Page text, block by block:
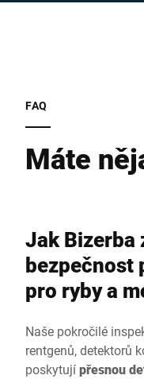
FAQ
Máte
Jak Bizerba
bezpečnost
pro ryby a
Naše pokročilé
rentgenů, detektorů
poskytujípřesnou